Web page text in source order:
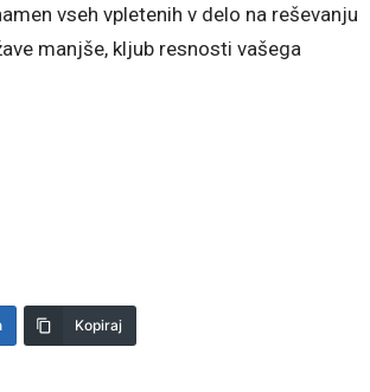
vseh vpletenih v delo na reševanju
manjše, kljub resnosti vašega
Kopiraj